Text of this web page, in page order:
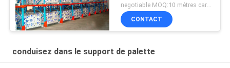
CONTACT
conduisez dans le support de palette